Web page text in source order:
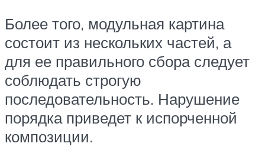
Более того, модульная картина
состоит из нескольких частей, а
для ее правильного сбора следует
соблюдать строгую
последовательность. Нарушение
порядка приведет к испорченной
композиции.